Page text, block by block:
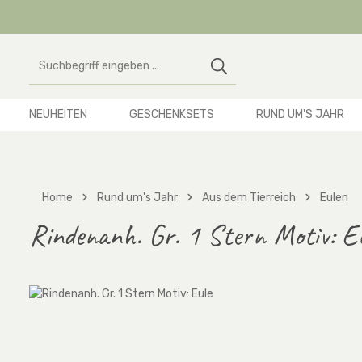
NEUHEITEN GESCHENKSETS RUND UM'S JAHR
Home Rund um's Jahr Aus dem Tierreich Eulen
Rindenanh. Gr. 1 Stern Motiv:
Bildergalerie überspringen